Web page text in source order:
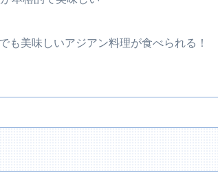
も美味しいアジアン料理が食べられる！